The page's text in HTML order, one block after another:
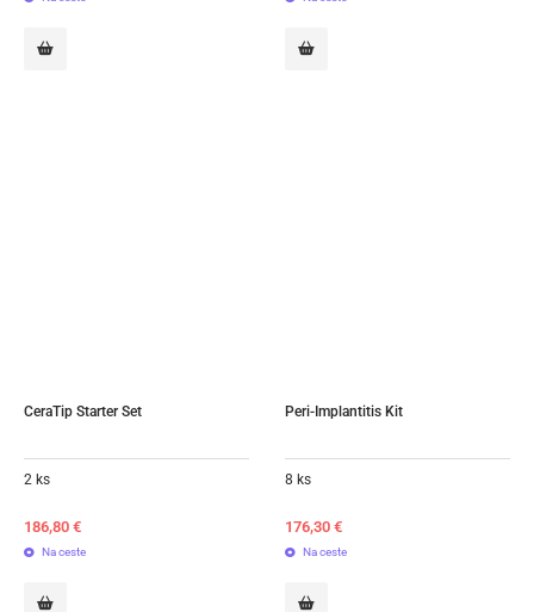
CeraTip Starter Set
2 ks
186,80 €
Na ceste
Peri-Implantitis Kit
8 ks
176,30 €
Na ceste